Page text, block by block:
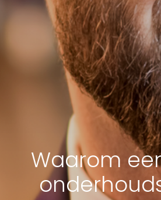
Waarom